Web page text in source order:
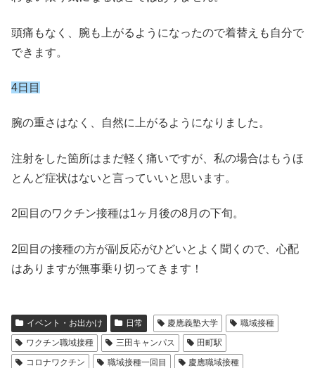
頭痛もなく、腕も上がるようになったので着替えも自分で
できます。
4日目
腕の重さはなく、自然に上がるようになりました。
注射をした箇所はまだ軽く痛いですが、私の場合はもうほ
とんど症状はないと言っていいと思います。
2回目のワクチン接種は1ヶ月後の8月の下旬。
2回目の接種の方が副反応がひどいとよく聞くので、心配
はありますが無事乗り切ってきます！
イベント・お出かけ 日常 慶應義塾大学
職域接種
ワクチン職域接種
三田キャンパス
田町駅
コロナワクチン
職域接種一回目 慶應職域接種